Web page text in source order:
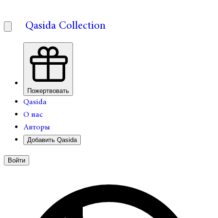
Qasida Collection
Пожертвовать
Qasida
О нас
Авторы
Добавить Qasida
Войти